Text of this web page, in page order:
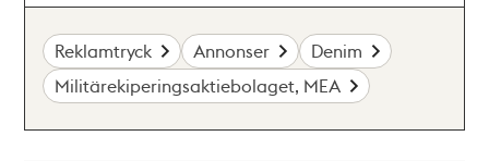
Reklamtryck Annonser
Denim
Militärekiperingsaktiebolaget, MEA